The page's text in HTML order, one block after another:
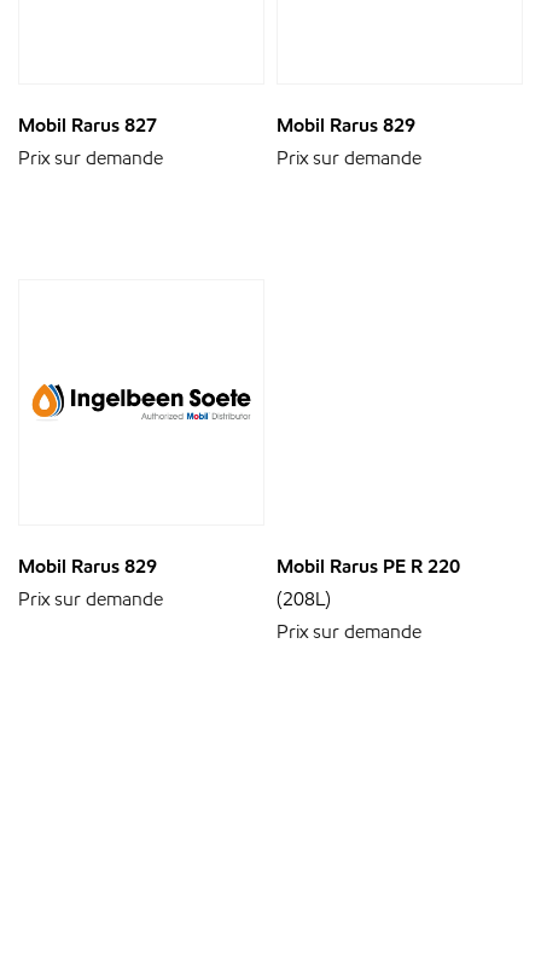
Mobil Rarus 827
Prix sur demande
Mobil Rarus 829
Prix sur demande
Mobil Rarus 829
Prix sur demande
Mobil Rarus PE R 220
(208L)
Prix sur demande